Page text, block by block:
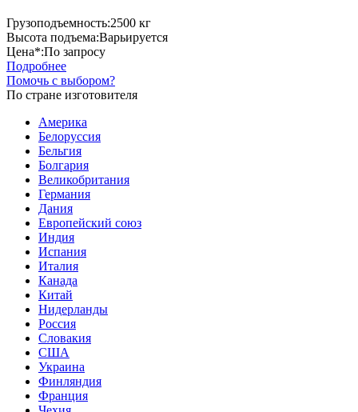
Грузоподъемность:2500 кг
Высота подъема:Варьируется
Цена*:По запросу
Подробнее
Помочь с выбором?
По стране изготовителя
Америка
Белоруссия
Бельгия
Болгария
Великобритания
Германия
Дания
Европейский союз
Индия
Испания
Италия
Канада
Китай
Нидерланды
Россия
Словакия
США
Украина
Финляндия
Франция